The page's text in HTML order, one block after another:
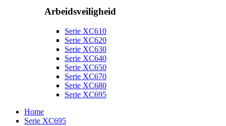
Arbeidsveiligheid
Serie XC610
Serie XC620
Serie XC630
Serie XC640
Serie XC650
Serie XC670
Serie XC680
Serie XC695
Home
Serie XC695